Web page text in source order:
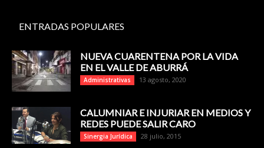
ENTRADAS POPULARES
NUEVA CUARENTENA POR LA VIDA
EN EL VALLE DE ABURRÁ
Administrativas 13 agosto, 2020
CALUMNIAR E INJURIAR EN MEDIOS Y
REDES PUEDE SALIR CARO
Sinergia Jurídica 28 julio, 2015